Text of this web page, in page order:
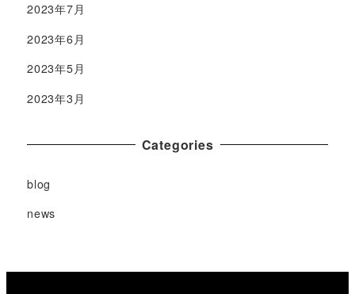
2023年7月
2023年6月
2023年5月
2023年3月
Categories
blog
news